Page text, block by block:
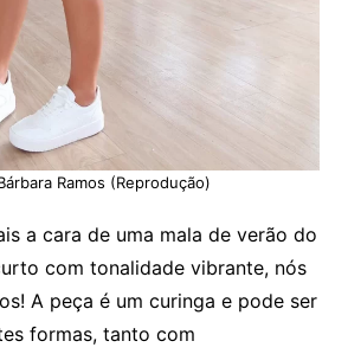
Ramos (Reprodução)
a cara de uma mala de verão do
com tonalidade vibrante, nós
A peça é um curinga e pode ser
formas, tanto com